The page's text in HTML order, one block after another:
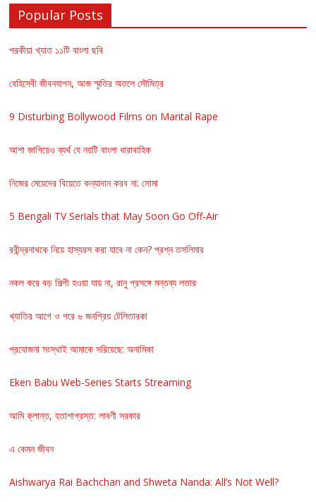
Popular Posts
পরকীয়া খ্যাত ১১টি বাংলা ছবি
বেহিসেবী জীবনযাপন, আজ স্মৃতির অতলে সৌমিত্র
9 Disturbing Bollywood Films on Marital Rape
আশা জাগিয়েও ব্যর্থ যে নয়টি বাংলা ধারাবাহিক
নিজের মেয়েদের বিয়েতে কন্যাদান করব না: সোমা
5 Bengali TV Serials that May Soon Go Off-Air
রবীন্দ্রনাথকে নিয়ে হাস্যরস করা যাবে না কেন? প্রশ্ন তসলিমার
নকল করে বড় শিল্পী হওয়া যায় না, রানু প্রসঙ্গে মন্তব্য লতার
খ্যাতির আগে ও পরে ৬ জনপ্রিয় টেলিতারকা
প্রযোজনা সংস্থাই আমাকে সরিয়েছে: অনামিকা
Eken Babu Web-Series Starts Streaming
আমি ক্লান্ত, হতাশাগ্রস্ত: লাবণী সরকার
এ কেমন জীবন
Aishwarya Rai Bachchan and Shweta Nanda: All’s Not Well?